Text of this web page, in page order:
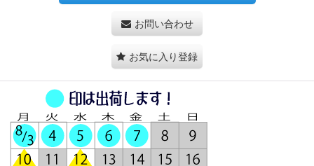
お問い合わせ
お気に入り登録